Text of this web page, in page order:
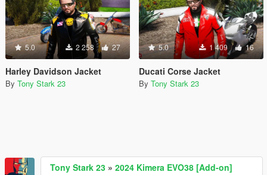
5.0 2 258 27
Harley Davidson Jacket
By Tony Stark 23
5.0 1 409 16
Ducati Corse Jacket
By Tony Stark 23
Tony Stark 23 » 2024 Kimera EVO38 [Add-on]